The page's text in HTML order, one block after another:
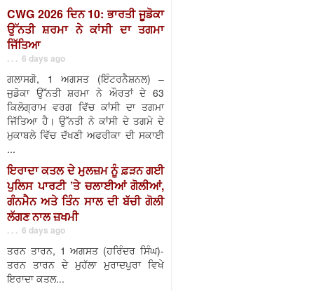
CWG 2026 ਦਿਨ 10: ਭਾਰਤੀ ਜੂਡੋਕਾ
ਉੱਨਤੀ ਸ਼ਰਮਾ ਨੇ ਕਾਂਸੀ ਦਾ ਤਗਮਾ
ਜਿੱਤਿਆ
. . . 6 days ago
ਗਲਾਸਗੋ, 1 ਅਗਸਤ (ਇੰਟਰਨੈਸ਼ਨਲ) –
ਜੁਡੋਕਾ ਉੱਨਤੀ ਸ਼ਰਮਾ ਨੇ ਔਰਤਾਂ ਦੇ 63
ਕਿਲੋਗ੍ਰਾਮ ਵਰਗ ਵਿੱਚ ਕਾਂਸੀ ਦਾ ਤਗਮਾ
ਜਿੱਤਿਆ ਹੈ। ਉੱਨਤੀ ਨੇ ਕਾਂਸੀ ਦੇ ਤਗਮੇ ਦੇ
ਮੁਕਾਬਲੇ ਵਿੱਚ ਦੱਖਣੀ ਅਫਰੀਕਾ ਦੀ ਸਕਾਈ
...
ਇਰਾਦਾ ਕਤਲ ਦੇ ਮੁਲਜ਼ਮ ਨੂੰ ਫ਼ੜਨ ਗਈ
ਪੁਲਿਸ ਪਾਰਟੀ ’ਤੇ ਚਲਾਈਆਂ ਗੋਲੀਆਂ,
ਗੰਨਮੈਨ ਅਤੇ ਤਿੰਨ ਸਾਲ ਦੀ ਬੱਚੀ ਗੋਲੀ
ਲੱਗਣ ਨਾਲ ਜ਼ਖਮੀ
. . . 6 days ago
ਤਰਨ ਤਾਰਨ, 1 ਅਗਸਤ (ਹਰਿੰਦਰ ਸਿੰਘ)-
ਤਰਨ ਤਾਰਨ ਦੇ ਮੁਹੱਲਾ ਮੁਰਾਦਪੁਰਾ ਵਿਖੇ
ਇਰਾਦਾ ਕਤਲ...